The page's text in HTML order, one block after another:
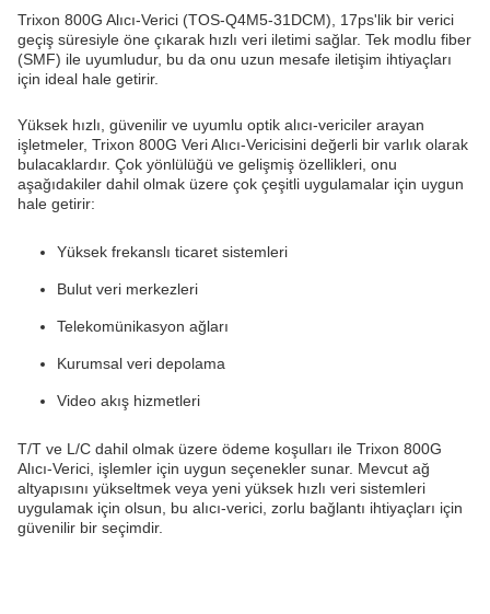
Trixon 800G Alıcı-Verici (TOS-Q4M5-31DCM), 17ps'lik bir verici
geçiş süresiyle öne çıkarak hızlı veri iletimi sağlar. Tek modlu fiber
(SMF) ile uyumludur, bu da onu uzun mesafe iletişim ihtiyaçları
için ideal hale getirir.
Yüksek hızlı, güvenilir ve uyumlu optik alıcı-vericiler arayan
işletmeler, Trixon 800G Veri Alıcı-Vericisini değerli bir varlık olarak
bulacaklardır. Çok yönlülüğü ve gelişmiş özellikleri, onu
aşağıdakiler dahil olmak üzere çok çeşitli uygulamalar için uygun
hale getirir:
Yüksek frekanslı ticaret sistemleri
Bulut veri merkezleri
Telekomünikasyon ağları
Kurumsal veri depolama
Video akış hizmetleri
T/T ve L/C dahil olmak üzere ödeme koşulları ile Trixon 800G
Alıcı-Verici, işlemler için uygun seçenekler sunar. Mevcut ağ
altyapısını yükseltmek veya yeni yüksek hızlı veri sistemleri
uygulamak için olsun, bu alıcı-verici, zorlu bağlantı ihtiyaçları için
güvenilir bir seçimdir.